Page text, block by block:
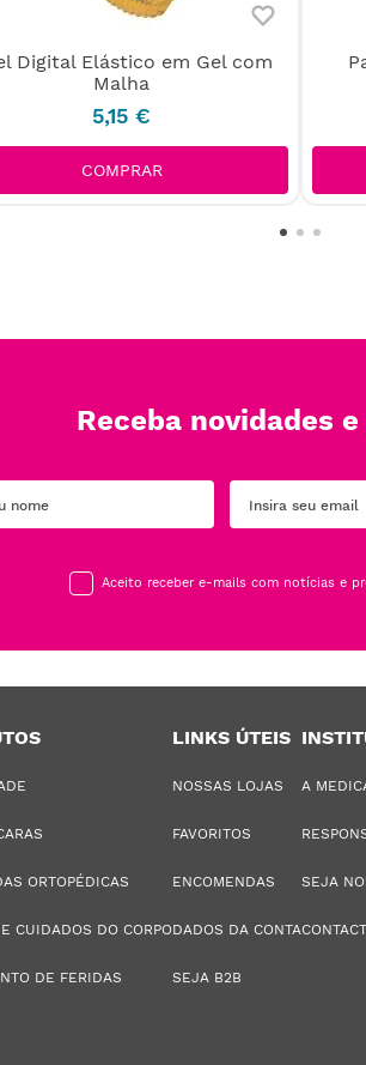
Digital Elástico em Gel com
Malha
5,15 €
COMPRAR
Receba novidades
Aceito receber e-mails com notícias e
ORTOPÉDICAS
CUIDADOS DO CORPO
DE FERIDAS
LINKS ÚTEIS
NOSSAS LOJAS
FAVORITOS
ENCOMENDAS
DADOS DA CONTA
SEJA B2B
A
SEJA